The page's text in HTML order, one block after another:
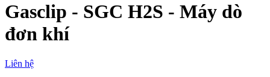
Gasclip - SGC H2S - Máy dò
đơn khí
Liên hệ